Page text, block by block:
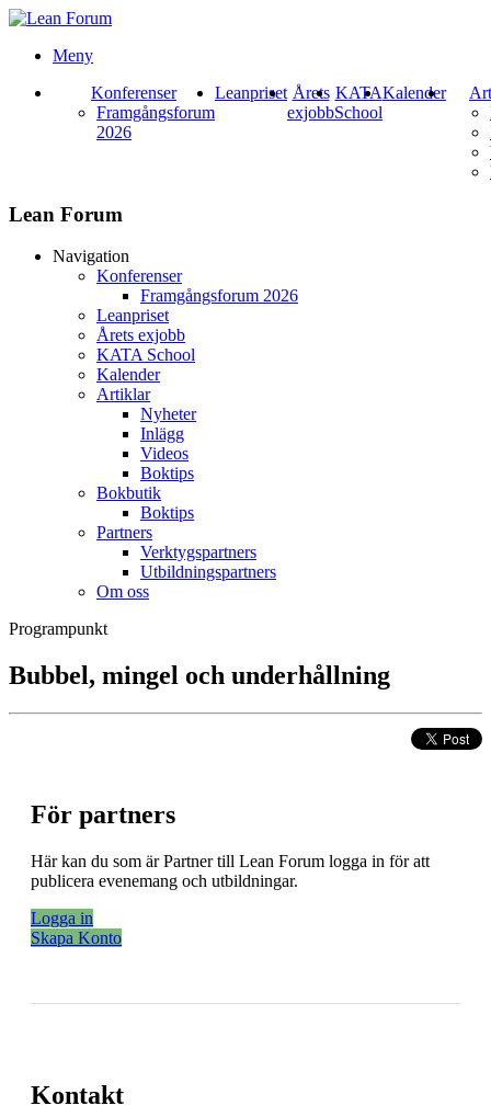
Meny
Konferenser
Framgångsforum
2026
Leanpriset Årets
exjobb
KATA
School
Kalender
Lean Forum
Navigation
Konferenser
Framgångsforum 2026
Leanpriset
Årets exjobb
KATA School
Kalender
Artiklar
Nyheter
Inlägg
Videos
Boktips
Bokbutik
Boktips
Partners
Verktygspartners
Utbildningspartners
Om oss
Programpunkt
Bubbel, mingel och underhållning
För partners
Här kan du som är Partner till Lean Forum logga in för att
publicera evenemang och utbildningar.
Logga in
Skapa Konto
Kontakt